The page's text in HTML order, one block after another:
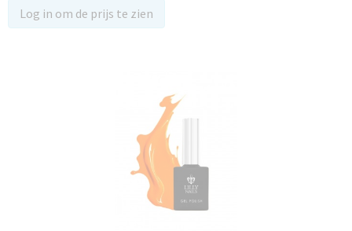
Log in om de prijs te zien